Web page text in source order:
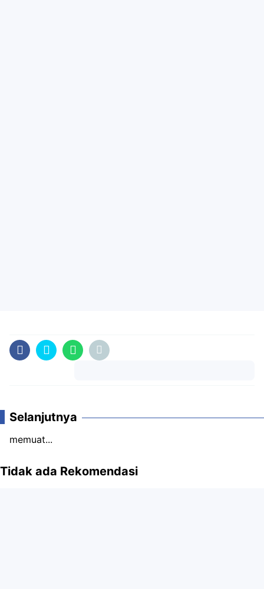
Selanjutnya
memuat...
Tidak ada Rekomendasi